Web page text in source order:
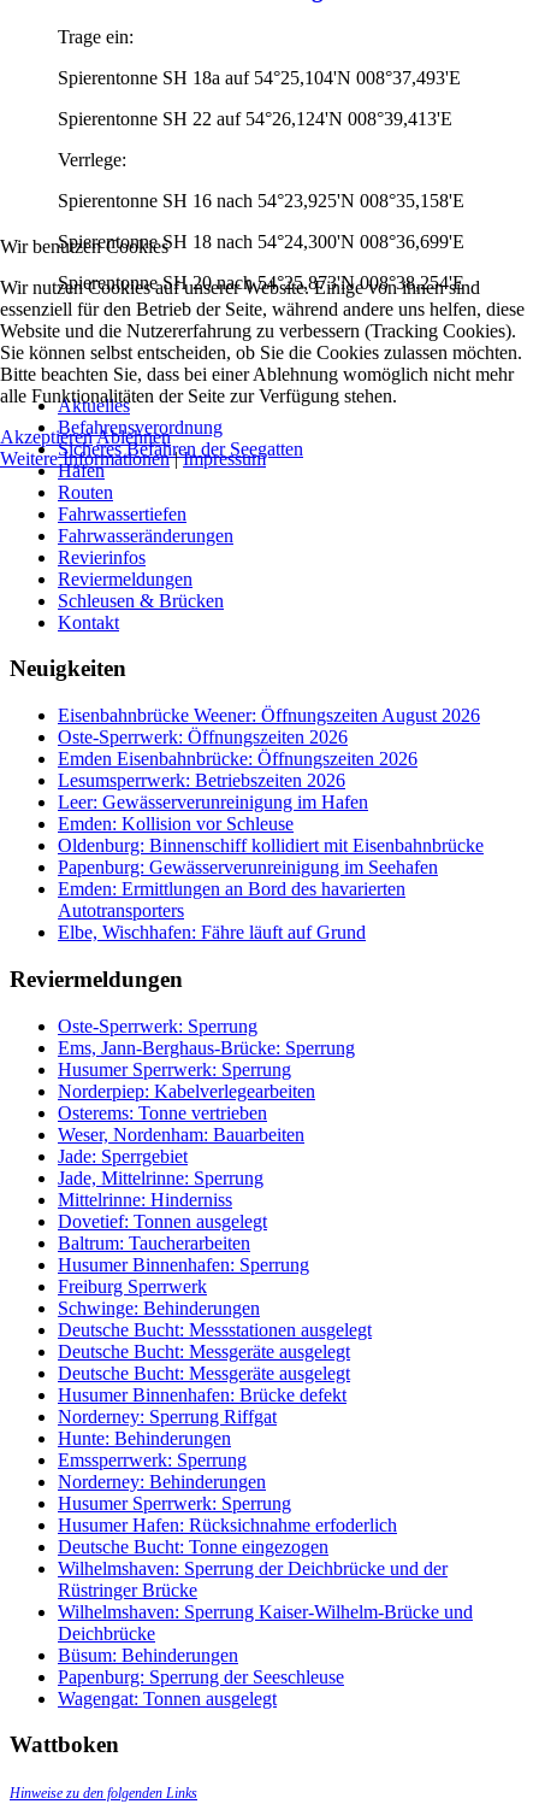
Trage ein:
Spierentonne SH 18a auf 54°25,104'N 008°37,493'E
Spierentonne SH 22 auf 54°26,124'N 008°39,413'E
Verrlege:
Spierentonne SH 16 nach 54°23,925'N 008°35,158'E
Spierentonne SH 18 nach 54°24,300'N 008°36,699'E
Spierentonne SH 20 nach 54°25,873'N 008°38,254'E
Aktuelles
Befahrensverordnung
Sicheres Befahren der Seegatten
Häfen
Routen
Fahrwassertiefen
Fahrwasseränderungen
Revierinfos
Reviermeldungen
Schleusen & Brücken
Kontakt
Neuigkeiten
Eisenbahnbrücke Weener: Öffnungszeiten August 2026
Oste-Sperrwerk: Öffnungszeiten 2026
Emden Eisenbahnbrücke: Öffnungszeiten 2026
Lesumsperrwerk: Betriebszeiten 2026
Leer: Gewässerverunreinigung im Hafen
Emden: Kollision vor Schleuse
Oldenburg: Binnenschiff kollidiert mit Eisenbahnbrücke
Papenburg: Gewässerverunreinigung im Seehafen
Emden: Ermittlungen an Bord des havarierten
Autotransporters
Elbe, Wischhafen: Fähre läuft auf Grund
Reviermeldungen
Oste-Sperrwerk: Sperrung
Ems, Jann-Berghaus-Brücke: Sperrung
Husumer Sperrwerk: Sperrung
Norderpiep: Kabelverlegearbeiten
Osterems: Tonne vertrieben
Weser, Nordenham: Bauarbeiten
Jade: Sperrgebiet
Jade, Mittelrinne: Sperrung
Mittelrinne: Hinderniss
Dovetief: Tonnen ausgelegt
Baltrum: Taucherarbeiten
Husumer Binnenhafen: Sperrung
Freiburg Sperrwerk
Schwinge: Behinderungen
Deutsche Bucht: Messstationen ausgelegt
Deutsche Bucht: Messgeräte ausgelegt
Deutsche Bucht: Messgeräte ausgelegt
Husumer Binnenhafen: Brücke defekt
Norderney: Sperrung Riffgat
Hunte: Behinderungen
Emssperrwerk: Sperrung
Norderney: Behinderungen
Husumer Sperrwerk: Sperrung
Husumer Hafen: Rücksichnahme erfoderlich
Deutsche Bucht: Tonne eingezogen
Wilhelmshaven: Sperrung der Deichbrücke und der
Rüstringer Brücke
Wilhelmshaven: Sperrung Kaiser-Wilhelm-Brücke und
Deichbrücke
Büsum: Behinderungen
Papenburg: Sperrung der Seeschleuse
Wagengat: Tonnen ausgelegt
Wattboken
Hinweise zu den folgenden Links
Wir benutzen Cookies
Wir nutzen Cookies auf unserer Website. Einige von ihnen sind
essenziell für den Betrieb der Seite, während andere uns helfen, diese
Website und die Nutzererfahrung zu verbessern (Tracking Cookies).
Sie können selbst entscheiden, ob Sie die Cookies zulassen möchten.
Bitte beachten Sie, dass bei einer Ablehnung womöglich nicht mehr
alle Funktionalitäten der Seite zur Verfügung stehen.
AkzeptierenAblehnen
Weitere Informationen|Impressum